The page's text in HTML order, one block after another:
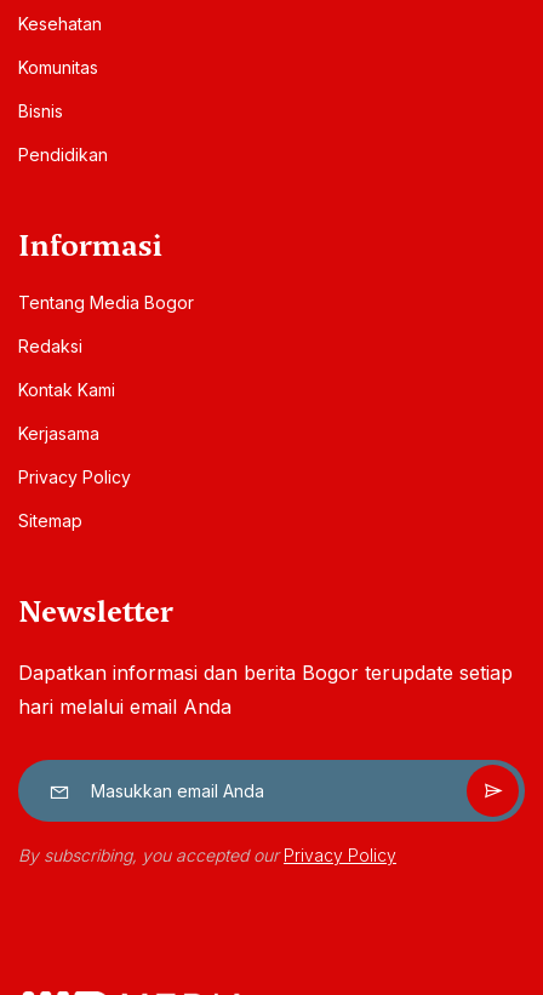
Kesehatan
Komunitas
Bisnis
Pendidikan
Informasi
Tentang Media Bogor
Redaksi
Kontak Kami
Kerjasama
Privacy Policy
Sitemap
Newsletter
Dapatkan informasi dan berita Bogor terupdate setiap
hari melalui email Anda
By subscribing, you accepted ourPrivacy Policy